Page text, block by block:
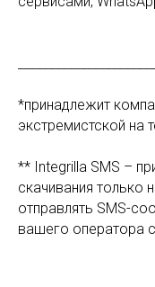
*принадлежит
экстремистской на
** Integrilla SMS –
скачивания только
отправлять SMS-
вашего оператора